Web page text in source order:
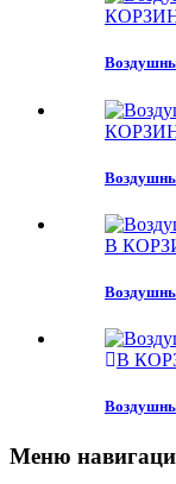
В
В
Меню